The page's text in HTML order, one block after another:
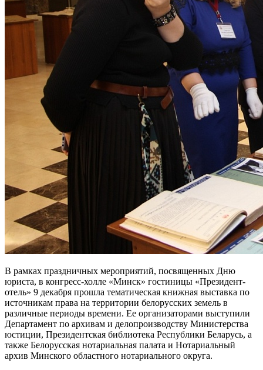
В рамках праздничных мероприятий, посвященных Дню
юриста, в конгресс-холле «Минск» гостиницы «Президент-
отель» 9 декабря прошла тематическая книжная выставка по
источникам права на территории белорусских земель в
различные периоды времени. Ее организаторами выступили
Департамент по архивам и делопроизводству Министерства
юстиции, Президентская библиотека Республики Беларусь, а
также Белорусская нотариальная палата и Нотариальный
архив Минского областного нотариального округа.